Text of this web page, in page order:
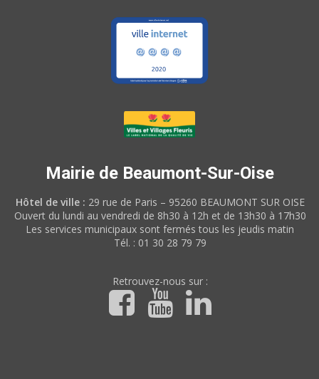
Mairie de Beaumont-Sur-Oise
Hôtel de ville : 29 rue de Paris – 95260 BEAUMONT SUR OISE
Ouvert du lundi au vendredi de 8h30 à 12h et de 13h30 à 17h30
Les services municipaux sont fermés tous les jeudis matin
Tél. : 01 30 28 79 79
Retrouvez-nous sur :